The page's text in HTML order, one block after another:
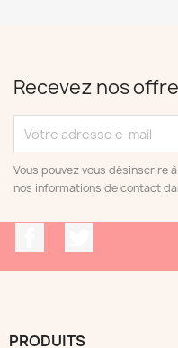
Recevez nos
Vous pouvez vous désinscrire
nos informations de contact
PRODUITS